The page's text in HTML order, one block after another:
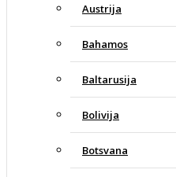
Austrija
Bahamos
Baltarusija
Bolivija
Botsvana